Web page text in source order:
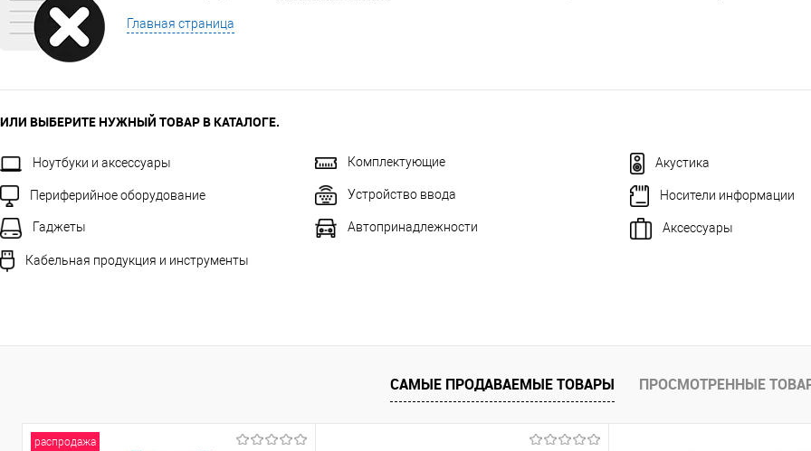
Главная страница
ИЛИ ВЫБЕРИТЕ НУЖНЫЙ ТОВАР В КАТАЛОГЕ.
Ноутбуки и аксессуары Комплектующие Акустика
Периферийное оборудование Устройство ввода Носители информации
Гаджеты Автопринадлежности Аксессуары
Кабельная продукция и инструменты
САМЫЕ ПРОДАВАЕМЫЕ ТОВАРЫ ПРОСМОТРЕННЫЕ
распродажа